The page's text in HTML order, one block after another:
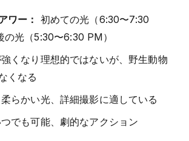
ワー：
初めての光（6:30〜7:30
の光（5:30〜6:30 PM）
くなり理想的ではないが、野生動物
くなる
柔らかい光、詳細撮影に適している
でも可能、劇的なアクション